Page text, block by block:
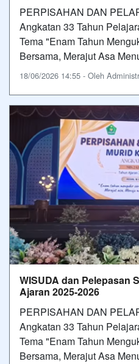
PERPISAHAN DAN
Angkatan 33 Tahun
Tema "Enam Tahun
Bersama, Merajut Asa
18/06/2026 14:55 - Oleh
WISUDA dan Pelepasan
Ajaran 2025-2026
PERPISAHAN DAN
Angkatan 33 Tahun
Tema "Enam Tahun
Bersama, Merajut Asa